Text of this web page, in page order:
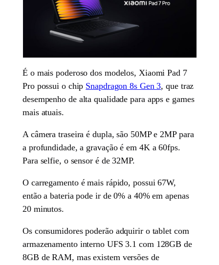
É o mais poderoso dos modelos, Xiaomi Pad 7
Pro possui o chip Snapdragon 8s Gen 3, que traz
desempenho de alta qualidade para apps e games
mais atuais.
A câmera traseira é dupla, são 50MP e 2MP para
a profundidade, a gravação é em 4K a 60fps.
Para selfie, o sensor é de 32MP.
O carregamento é mais rápido, possui 67W,
então a bateria pode ir de 0% a 40% em apenas
20 minutos.
Os consumidores poderão adquirir o tablet com
armazenamento interno UFS 3.1 com 128GB de
8GB de RAM, mas existem versões de